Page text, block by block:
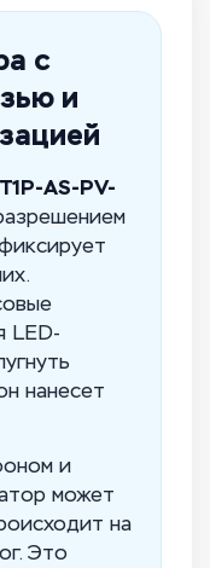
с
и
AS-PV-
LED-
нанесет
и
может
на
Это